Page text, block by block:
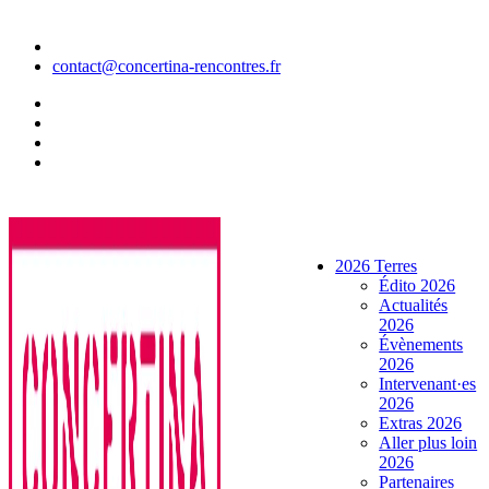
contenu
contact@concertina-rencontres.fr
2026 Terres
Édito 2026
Actualités
2026
Évènements
2026
Intervenant·es
2026
Extras 2026
Aller plus loin
2026
Partenaires